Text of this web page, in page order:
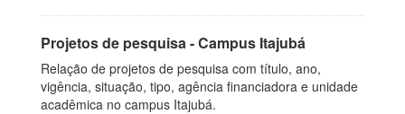
Projetos de pesquisa - Campus Itajubá
Relação de projetos de pesquisa com título, ano,
vigência, situação, tipo, agência financiadora e unidade
acadêmica no campus Itajubá.